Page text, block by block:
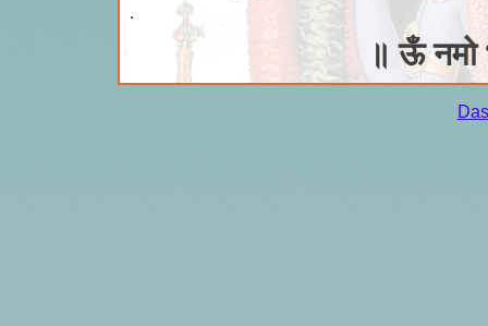
॥ ऊँ नमो